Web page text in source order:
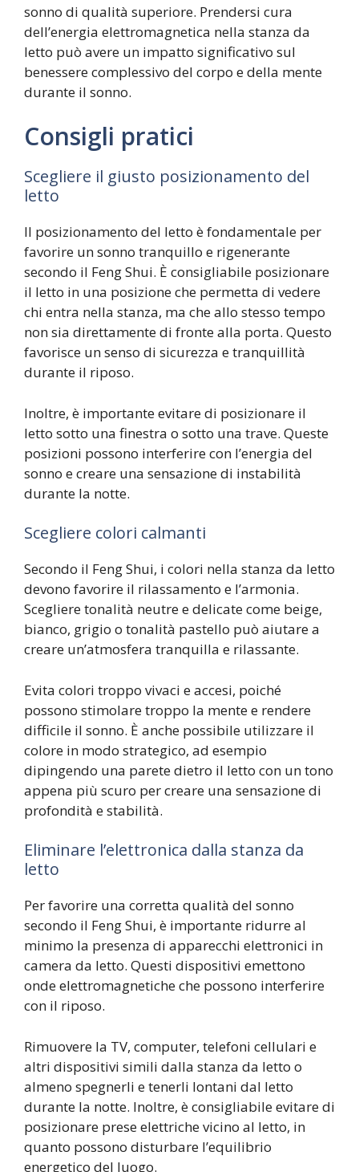
sonno di qualità superiore. Prendersi cura
dell’energia elettromagnetica nella stanza da
letto può avere un impatto significativo sul
benessere complessivo del corpo e della mente
durante il sonno.
Consigli pratici
Scegliere il giusto posizionamento del
letto
Il posizionamento del letto è fondamentale per
favorire un sonno tranquillo e rigenerante
secondo il Feng Shui. È consigliabile posizionare
il letto in una posizione che permetta di vedere
chi entra nella stanza, ma che allo stesso tempo
non sia direttamente di fronte alla porta. Questo
favorisce un senso di sicurezza e tranquillità
durante il riposo.
Inoltre, è importante evitare di posizionare il
letto sotto una finestra o sotto una trave. Queste
posizioni possono interferire con l’energia del
sonno e creare una sensazione di instabilità
durante la notte.
Scegliere colori calmanti
Secondo il Feng Shui, i colori nella stanza da letto
devono favorire il rilassamento e l’armonia.
Scegliere tonalità neutre e delicate come beige,
bianco, grigio o tonalità pastello può aiutare a
creare un’atmosfera tranquilla e rilassante.
Evita colori troppo vivaci e accesi, poiché
possono stimolare troppo la mente e rendere
difficile il sonno. È anche possibile utilizzare il
colore in modo strategico, ad esempio
dipingendo una parete dietro il letto con un tono
appena più scuro per creare una sensazione di
profondità e stabilità.
Eliminare l’elettronica dalla stanza da
letto
Per favorire una corretta qualità del sonno
secondo il Feng Shui, è importante ridurre al
minimo la presenza di apparecchi elettronici in
camera da letto. Questi dispositivi emettono
onde elettromagnetiche che possono interferire
con il riposo.
Rimuovere la TV, computer, telefoni cellulari e
altri dispositivi simili dalla stanza da letto o
almeno spegnerli e tenerli lontani dal letto
durante la notte. Inoltre, è consigliabile evitare di
posizionare prese elettriche vicino al letto, in
quanto possono disturbare l’equilibrio
energetico del luogo.